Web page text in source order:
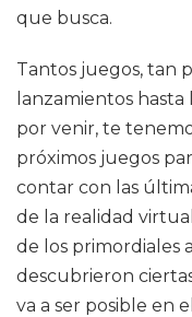
que busca.
Tantos juegos, tan
lanzamientos
por venir, te
próximos juegos
contar con las
de la realidad
de los primordiales
descubrieron
va a ser posible en